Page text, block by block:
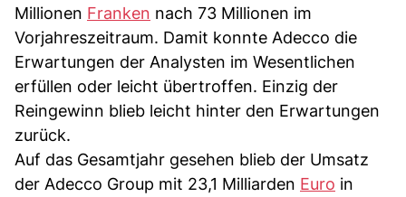
Millionen Franken nach 73 Millionen im
Vorjahreszeitraum. Damit konnte Adecco die
Erwartungen der Analysten im Wesentlichen
erfüllen oder leicht übertroffen. Einzig der
Reingewinn blieb leicht hinter den Erwartungen
zurück.
Auf das Gesamtjahr gesehen blieb der Umsatz
der Adecco Group mit 23,1 Milliarden Euro in